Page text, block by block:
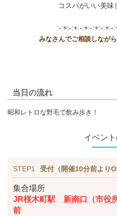
コスパがいい美味
:-:+:-:+:-:+:-:+:-:+:-
みなさんでご相談しなが
当日の流れ
昭和レトロな野毛で飲み歩き！
イベン
STEP1 受付（開催10分前より
集合場所
JR桜木町駅 新南口（市役
前